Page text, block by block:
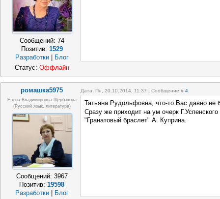
Сообщений: 74
Позитив: 1529
Разработки
Блог
Статус: Оффлайн
ромашка5975 Дата: Пн, 20.10.2014, 11:37 | Сообщение # 4
Елена Владимировна Щербакова
(русский язык, литература)
Сообщений: 3967
Позитив:19598
Разработки
Блог
Татьяна Рудольфовна, что-то Вас давно не
Сразу же приходит на ум очерк
"Гранатовый браслет" А. Куприна.